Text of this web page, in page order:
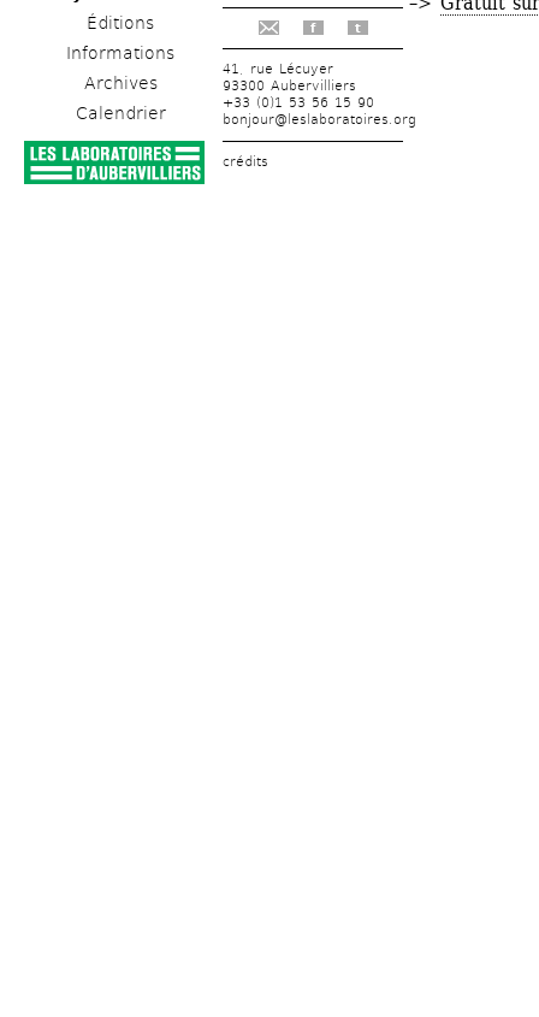
Éditions
Informations
Archives
Calendrier
f t
41, rue Lécuyer
93300 Aubervilliers
+33 (0)1 53 56 15 90
bonjour@leslaboratoires.org
crédits